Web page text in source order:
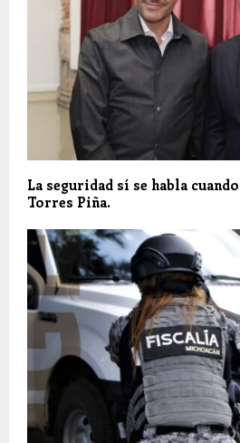
La seguridad sí se habla
Torres Piña.